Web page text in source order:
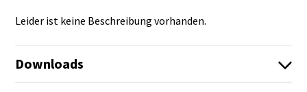
Leider ist keine Beschreibung vorhanden.
Downloads